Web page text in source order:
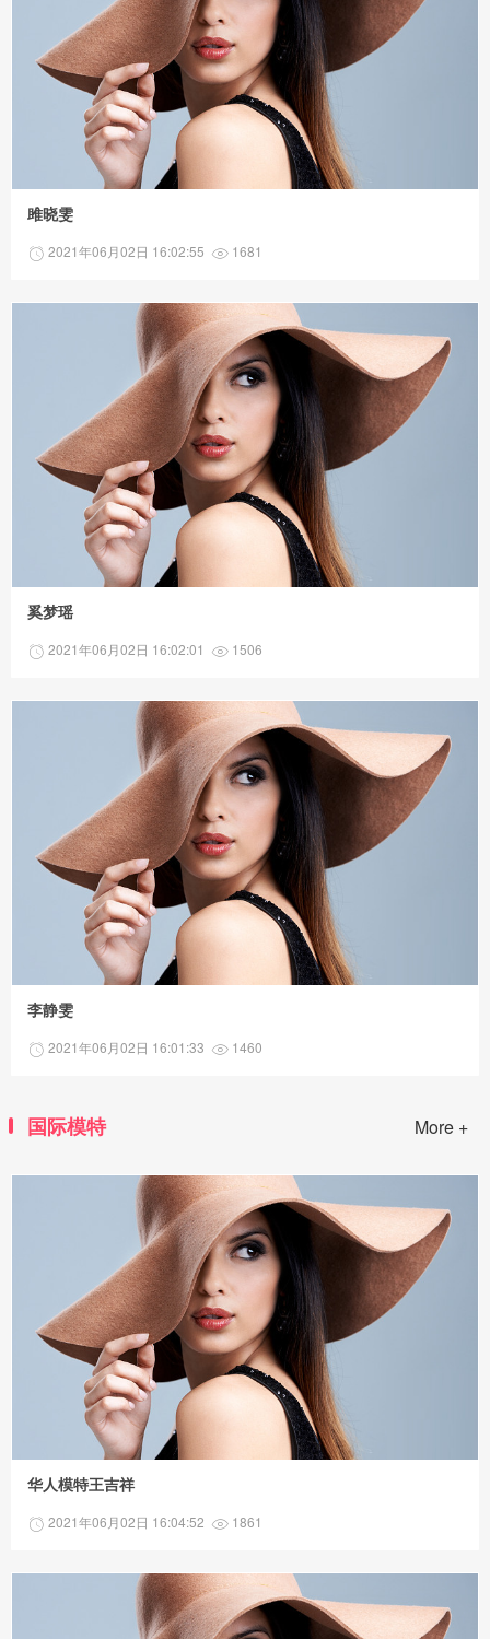
雎晓雯
2021年06月02日 16:02:55 1681
奚梦瑶
2021年06月02日 16:02:01 1506
李静雯
2021年06月02日 16:01:33 1460
国际模特 More +
华人模特王吉祥
2021年06月02日 16:04:52 1861